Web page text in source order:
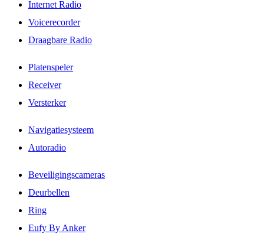
Internet Radio
Voicerecorder
Draagbare Radio
Platenspeler
Receiver
Versterker
Navigatiesysteem
Autoradio
Beveiligingscameras
Deurbellen
Ring
Eufy By Anker